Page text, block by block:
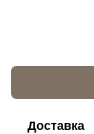
Доставка